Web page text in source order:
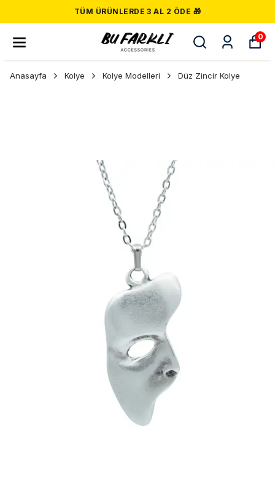
TÜM ÜRÜNLERDE 3 AL 2 ÖDE 🎁
0
Anasayfa Kolye Kolye Modelleri Düz Zincir Kolye